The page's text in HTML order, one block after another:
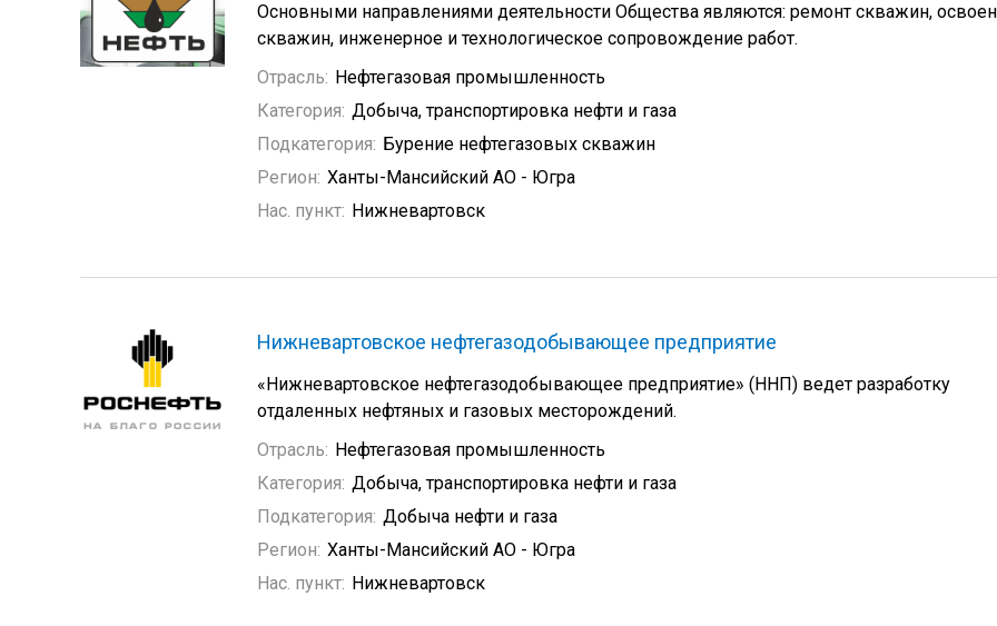
Основными направлениями деятельности Общества являются: ремонт скважин,
скважин, инженерное и технологическое сопровождение работ.
Отрасль: Нефтегазовая промышленность
Категория: Добыча, транспортировка нефти и газа
Подкатегория: Бурение нефтегазовых скважин
Регион: Ханты-Мансийский АО - Югра
Нас. пункт: Нижневартовск
Нижневартовское нефтегазодобывающее предприятие
«Нижневартовское нефтегазодобывающее предприятие» (ННП) ведет разработку
отдаленных нефтяных и газовых месторождений.
Отрасль: Нефтегазовая промышленность
Категория: Добыча, транспортировка нефти и газа
Подкатегория: Добыча нефти и газа
Регион: Ханты-Мансийский АО - Югра
Нас. пункт: Нижневартовск